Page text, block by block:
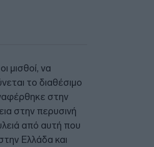
μισθοί, να
το διαθέσιμο
στην
στην περυσινή
από αυτή που
Ελλάδα και